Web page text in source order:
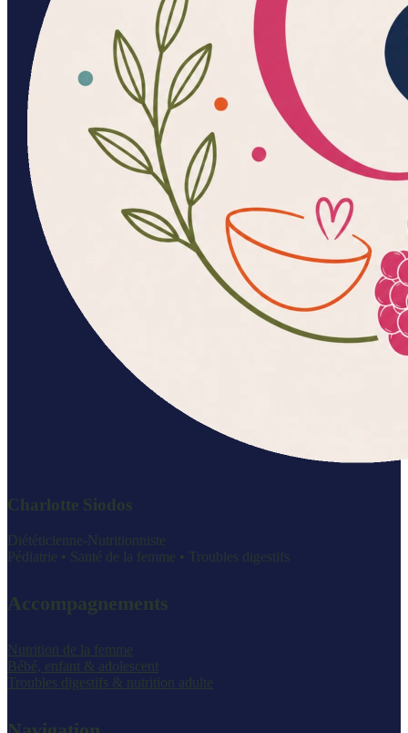
Charlotte Siodos
Diététicienne-Nutritionniste
Pédiatrie • Santé de la femme • Troubles digestifs
Accompagnements
Nutrition de la femme
Bébé, enfant & adolescent
Troubles digestifs & nutrition adulte